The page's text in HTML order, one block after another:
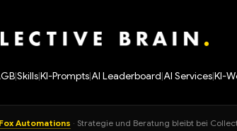
|Skills|KI-Prompts|AI Leaderboard|AI Services|KI-
Automations · Strategie und Beratung bleibt bei